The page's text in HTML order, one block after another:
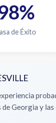
de Éxito
de Georgia y